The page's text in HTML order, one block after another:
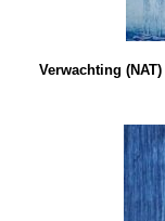
Verwachting